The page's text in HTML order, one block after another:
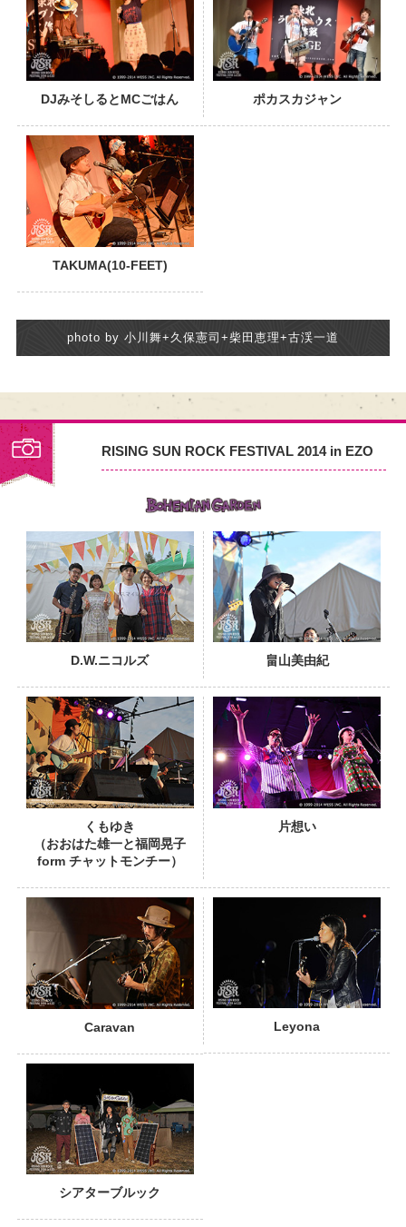
DJみそしるとMCごはん ポカスカジャン
TAKUMA(10-FEET)
photo by 小川舞+久保憲司+柴田恵理+古渓一道
RISING SUN ROCK FESTIVAL 2014 in EZO
D.W.ニコルズ 畠山美由紀
PHOTO
くもゆき
（おおはた雄一と福岡晃子
form チャットモンチー）
片想い
PHOTO
Caravan Leyona
PHOTO
シアターブルック